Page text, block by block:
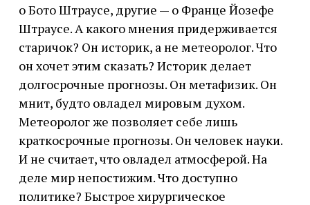
о Бото Штраусе, другие — о Франце Йозефе
Штраусе. А какого мнения придерживается
старичок? Он историк, а не метеоролог. Что
он хочет этим сказать? Историк делает
долгосрочные прогнозы. Он метафизик. Он
мнит, будто овладел мировым духом.
Метеоролог же позволяет себе лишь
краткосрочные прогнозы. Он человек науки.
И не считает, что овладел атмосферой. На
деле мир непостижим. Что доступно
политике? Быстрое хирургическое